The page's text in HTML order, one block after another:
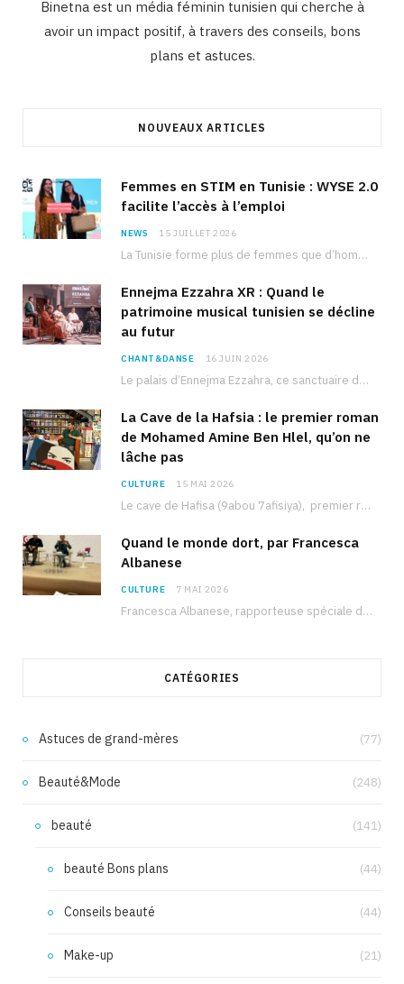
Binetna est un média féminin tunisien qui cherche à
avoir un impact positif, à travers des conseils, bons
plans et astuces.
NOUVEAUX ARTICLES
Femmes en STIM en Tunisie : WYSE 2.0
facilite l’accès à l’emploi
NEWS 15 JUILLET 2026
La Tunisie forme plus de femmes que d’hommes dans les filières scientifiques. Pourtant, pour beaucoup…
Ennejma Ezzahra XR : Quand le
patrimoine musical tunisien se décline
au futur
CHANT&DANSE 16 JUIN 2026
Le palais d’Ennejma Ezzahra, ce sanctuaire de la musique tunisienne et méditerranéenne construit par le…
La Cave de la Hafsia : le premier roman
de Mohamed Amine Ben Hlel, qu’on ne
lâche pas
CULTURE 15 MAI 2026
Le cave de Hafisa (9abou 7afisiya), premier roman du journaliste tunisien Mohamed Amine Ben Hlel,…
Quand le monde dort, par Francesca
Albanese
CULTURE 7 MAI 2026
Francesca Albanese, rapporteuse spéciale de l’ONU sur les territoires palestiniens occupés, était à Tunis pour…
CATÉGORIES
Astuces de grand-mères (77)
Beauté&Mode (248)
beauté (141)
beauté Bons plans (44)
Conseils beauté (44)
Make-up (21)